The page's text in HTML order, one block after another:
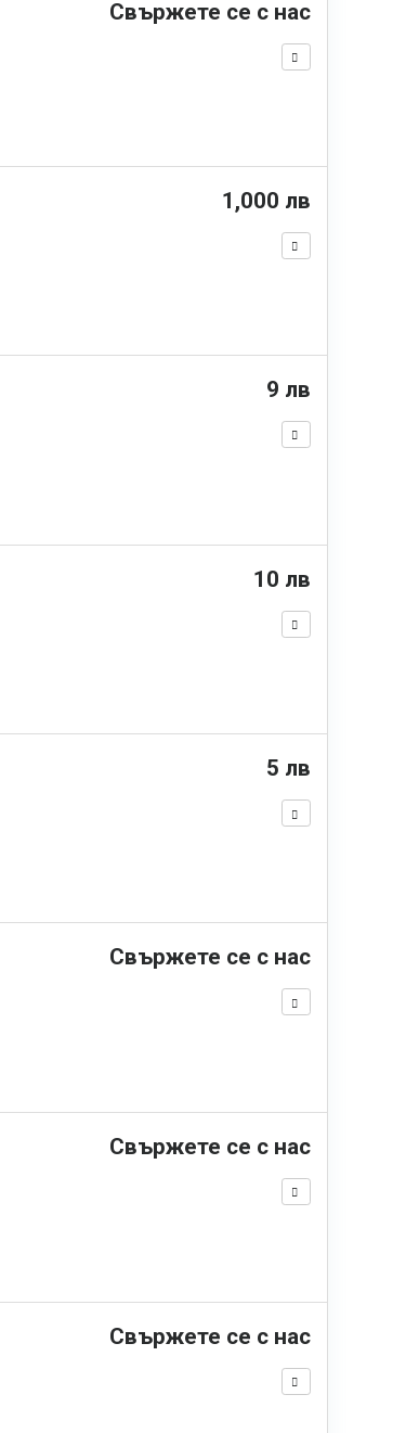
Свържете се с нас
1,000 лв
9 лв
10 лв
5 лв
Свържете се с нас
Свържете се с нас
Свържете се с нас